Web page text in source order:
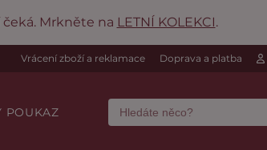
Mrkněte na LETNÍ KOLEKCI.
Vrácení zboží a reklamace Doprava a platba
POUKAZ